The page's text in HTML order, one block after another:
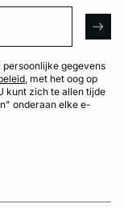
gegevens
, met het oog op
kunt zich te allen tijde
onderaan elke e-